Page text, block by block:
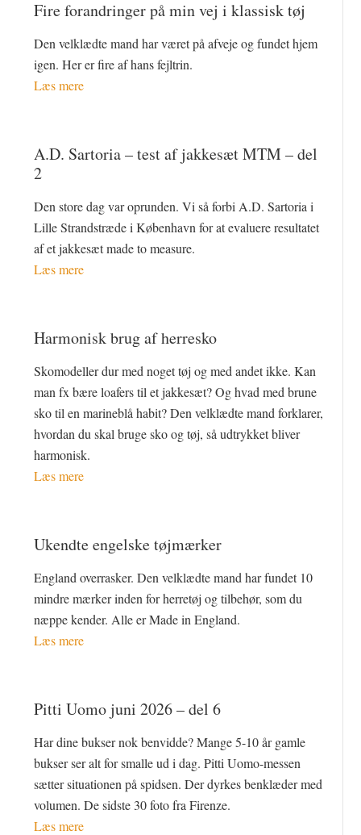
Fire forandringer på min vej i klassisk tøj
Den velklædte mand har været på afveje og fundet hjem
igen. Her er fire af hans fejltrin.
Læs mere
A.D. Sartoria – test af jakkesæt MTM – del
2
Den store dag var oprunden. Vi så forbi A.D. Sartoria i
Lille Strandstræde i København for at evaluere resultatet
af et jakkesæt made to measure.
Læs mere
Harmonisk brug af herresko
Skomodeller dur med noget tøj og med andet ikke. Kan
man fx bære loafers til et jakkesæt? Og hvad med brune
sko til en marineblå habit? Den velklædte mand forklarer,
hvordan du skal bruge sko og tøj, så udtrykket bliver
harmonisk.
Læs mere
Ukendte engelske tøjmærker
England overrasker. Den velklædte mand har fundet 10
mindre mærker inden for herretøj og tilbehør, som du
næppe kender. Alle er Made in England.
Læs mere
Pitti Uomo juni 2026 – del 6
Har dine bukser nok benvidde? Mange 5-10 år gamle
bukser ser alt for smalle ud i dag. Pitti Uomo-messen
sætter situationen på spidsen. Der dyrkes benklæder med
volumen. De sidste 30 foto fra Firenze.
Læs mere